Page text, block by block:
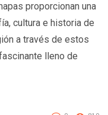
proporcionan una
cultura e historia de
a través de estos
lleno de